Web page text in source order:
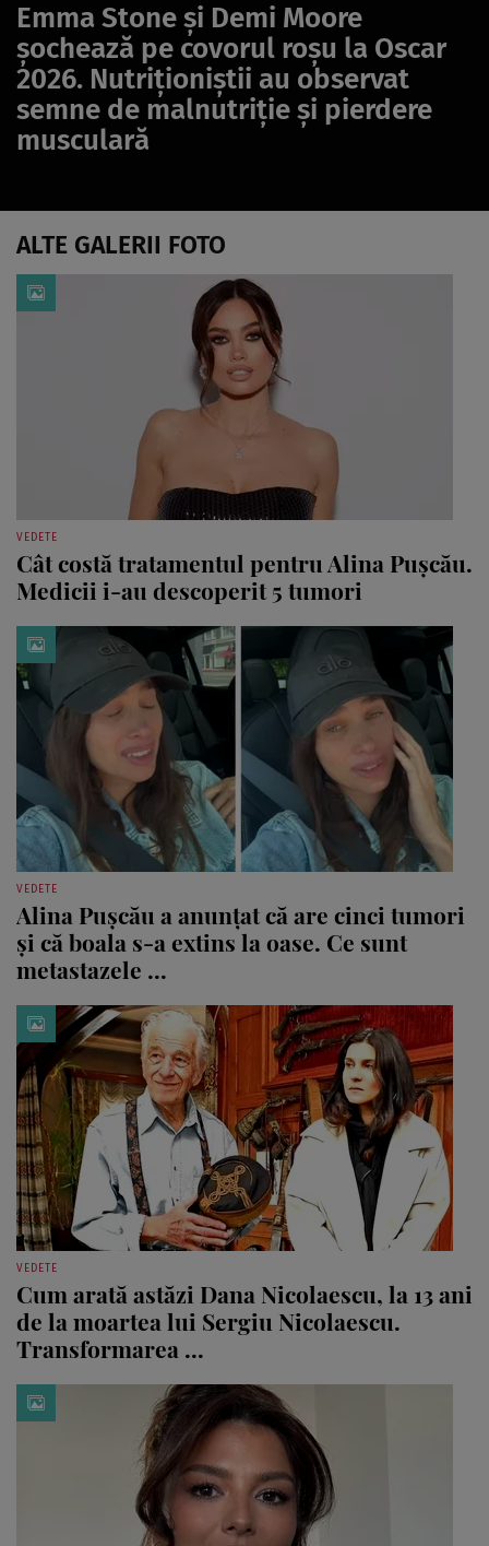
Emma Stone și Demi Moore
șochează pe covorul roșu la Oscar
2026. Nutriționiștii au observat
semne de malnutriție și pierdere
musculară
ALTE GALERII FOTO
VEDETE
Cât costă tratamentul pentru Alina Pușcău.
Medicii i-au descoperit 5 tumori
VEDETE
Alina Pușcău a anunțat că are cinci tumori
și că boala s-a extins la oase. Ce sunt
metastazele ...
VEDETE
Cum arată astăzi Dana Nicolaescu, la 13 ani
de la moartea lui Sergiu Nicolaescu.
Transformarea ...